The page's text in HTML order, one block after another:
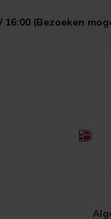
16:00 (Bezoeken